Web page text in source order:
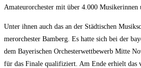
Ama­teur­or­ches­ter mit über 4.000 Musi­ke­rin­nen
Unter ihnen auch das an der Städ­ti­schen
mer­or­ches­ter Bam­berg. Es hat­te sich bei der
dem Baye­ri­schen Orches­ter­wett­be­werb Mit­te
für das Fina­le qua­li­fi­ziert. Am Ende erhielt das